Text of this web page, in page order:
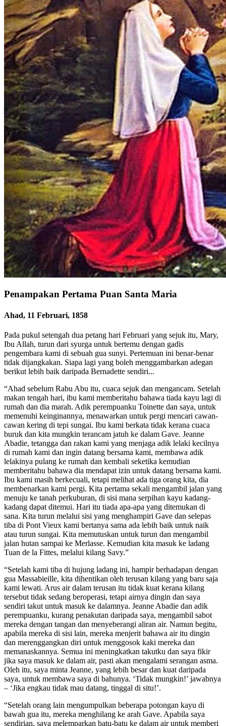
Penampakan Pertama Puan Santa Maria
Ahad, 11 Februari, 1858
Pada pukul setengah dua petang hari Februari yang sejuk itu, Mary,
Ibu Allah, turun dari syurga untuk bertemu dengan gadis
pengembara kami di sebuah gua sunyi. Pertemuan ini benar-benar
tidak dijangkakan. Siapa lagi yang boleh menggambarkan adegan
berikut lebih baik daripada Bernadette sendiri...
“Ahad sebelum Rabu Abu itu, cuaca sejuk dan mengancam. Setelah
makan tengah hari, ibu kami memberitahu bahawa tiada kayu lagi di
rumah dan dia marah. Adik perempuanku Toinette dan saya, untuk
memenuhi keinginannya, menawarkan untuk pergi mencari cawan-
cawan kering di tepi sungai. Ibu kami berkata tidak kerana cuaca
buruk dan kita mungkin terancam jatuh ke dalam Gave. Jeanne
Abadie, tetangga dan rakan kami yang menjaga adik lelaki kecilnya
di rumah kami dan ingin datang bersama kami, membawa adik
lelakinya pulang ke rumah dan kembali seketika kemudian
memberitahu bahawa dia mendapat izin untuk datang bersama kami.
Ibu kami masih berkecuali, tetapi melihat ada tiga orang kita, dia
membenarkan kami pergi. Kita pertama sekali mengambil jalan yang
menuju ke tanah perkuburan, di sisi mana serpihan kayu kadang-
kadang dapat ditemui. Hari itu tiada apa-apa yang ditemukan di
sana. Kita turun melalui sisi yang menghampiri Gave dan selepas
tiba di Pont Vieux kami bertanya sama ada lebih baik untuk naik
atau turun sungai. Kita memutuskan untuk turun dan mengambil
jalan hutan sampai ke Merlasse. Kemudian kita masuk ke ladang
Tuan de la Fittes, melalui kilang Savy.”
“Setelah kami tiba di hujung ladang ini, hampir berhadapan dengan
gua Massabieille, kita dihentikan oleh terusan kilang yang baru saja
kami lewati. Arus air dalam terusan itu tidak kuat kerana kilang
tersebut tidak sedang beroperasi, tetapi airnya dingin dan saya
sendiri takut untuk masuk ke dalamnya. Jeanne Abadie dan adik
perempuanku, kurang penakutan daripada saya, mengambil sabot
mereka dengan tangan dan menyeberangi aliran air. Namun begitu,
apabila mereka di sisi lain, mereka menjerit bahawa air itu dingin
dan merenggangkan diri untuk menggosok kaki mereka dan
memanaskannya. Semua ini meningkatkan takutku dan saya fikir
jika saya masuk ke dalam air, pasti akan mengalami serangan asma.
Oleh itu, saya minta Jeanne, yang lebih besar dan kuat daripada
saya, untuk membawa saya di bahunya. ‘Tidak mungkin!’ jawabnya
– ‘Jika engkau tidak mau datang, tinggal di situ!’.
“Setelah orang lain mengumpulkan beberapa potongan kayu di
bawah gua itu, mereka menghilang ke arah Gave. Apabila saya
sendirian, saya melemparkan batu-batu ke dalam air untuk memberi